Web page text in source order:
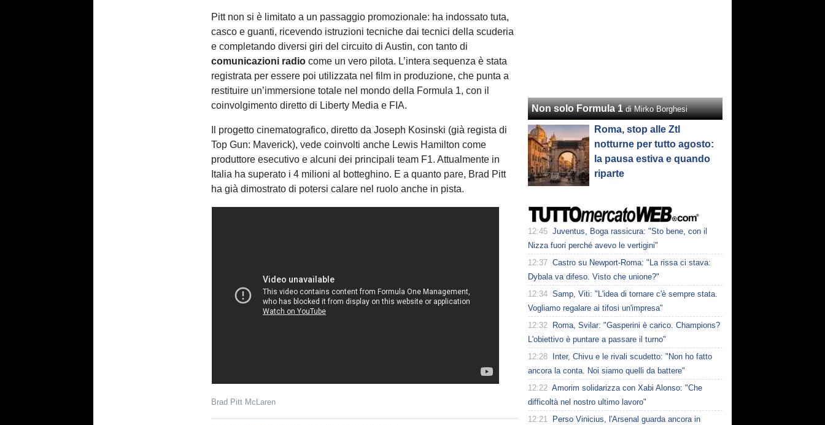
Pitt non si è limitato a un passaggio promozionale: ha indossato tuta,
casco e guanti, ricevendo istruzioni tecniche dai tecnici della scuderia
e completando diversi giri del circuito di Austin, con tanto di
comunicazioni radio come un vero pilota. L’intera sequenza è stata
registrata per essere poi utilizzata nel film in produzione, che punta a
restituire un’immersione totale nel mondo della Formula 1, con il
coinvolgimento diretto di Liberty Media e FIA.
Il progetto cinematografico, diretto da Joseph Kosinski (già regista di
Top Gun: Maverick), vede coinvolti anche Lewis Hamilton come
produttore esecutivo e alcuni dei principali team F1. Attualmente in
Italia ha superato i 4 milioni al botteghino. E a quanto pare, Brad Pitt
ha già dimostrato di potersi calare nel ruolo anche in pista.
Brad Pitt McLaren
Non solo Formula 1 di Mirko Borghesi
Roma, stop alle Ztl
notturne per tutto agosto:
la pausa estiva e quando
riparte
12:45 Juventus, Boga rassicura: "Sto bene, con il
Nizza fuori perché avevo le vertigini"
12:37 Castro su Newport-Roma: "La rissa ci stava:
Dybala va difeso. Visto che unione?"
12:34 Samp, Viti: "L'idea di tornare c'è sempre stata.
Vogliamo regalare ai tifosi un'impresa"
12:32
Roma, Svilar: "Gasperini è carico. Champions?
L'obiettivo è puntare a passare il turno"
12:28
Inter, Chivu e le rivali scudetto: "Non ho fatto
ancora la conta. Noi siamo quelli da battere"
12:22 Amorim solidarizza con Xabi Alonso: "Che
difficoltà nel nostro ultimo lavoro"
12:21
Perso Vinicius, l'Arsenal guarda ancora in